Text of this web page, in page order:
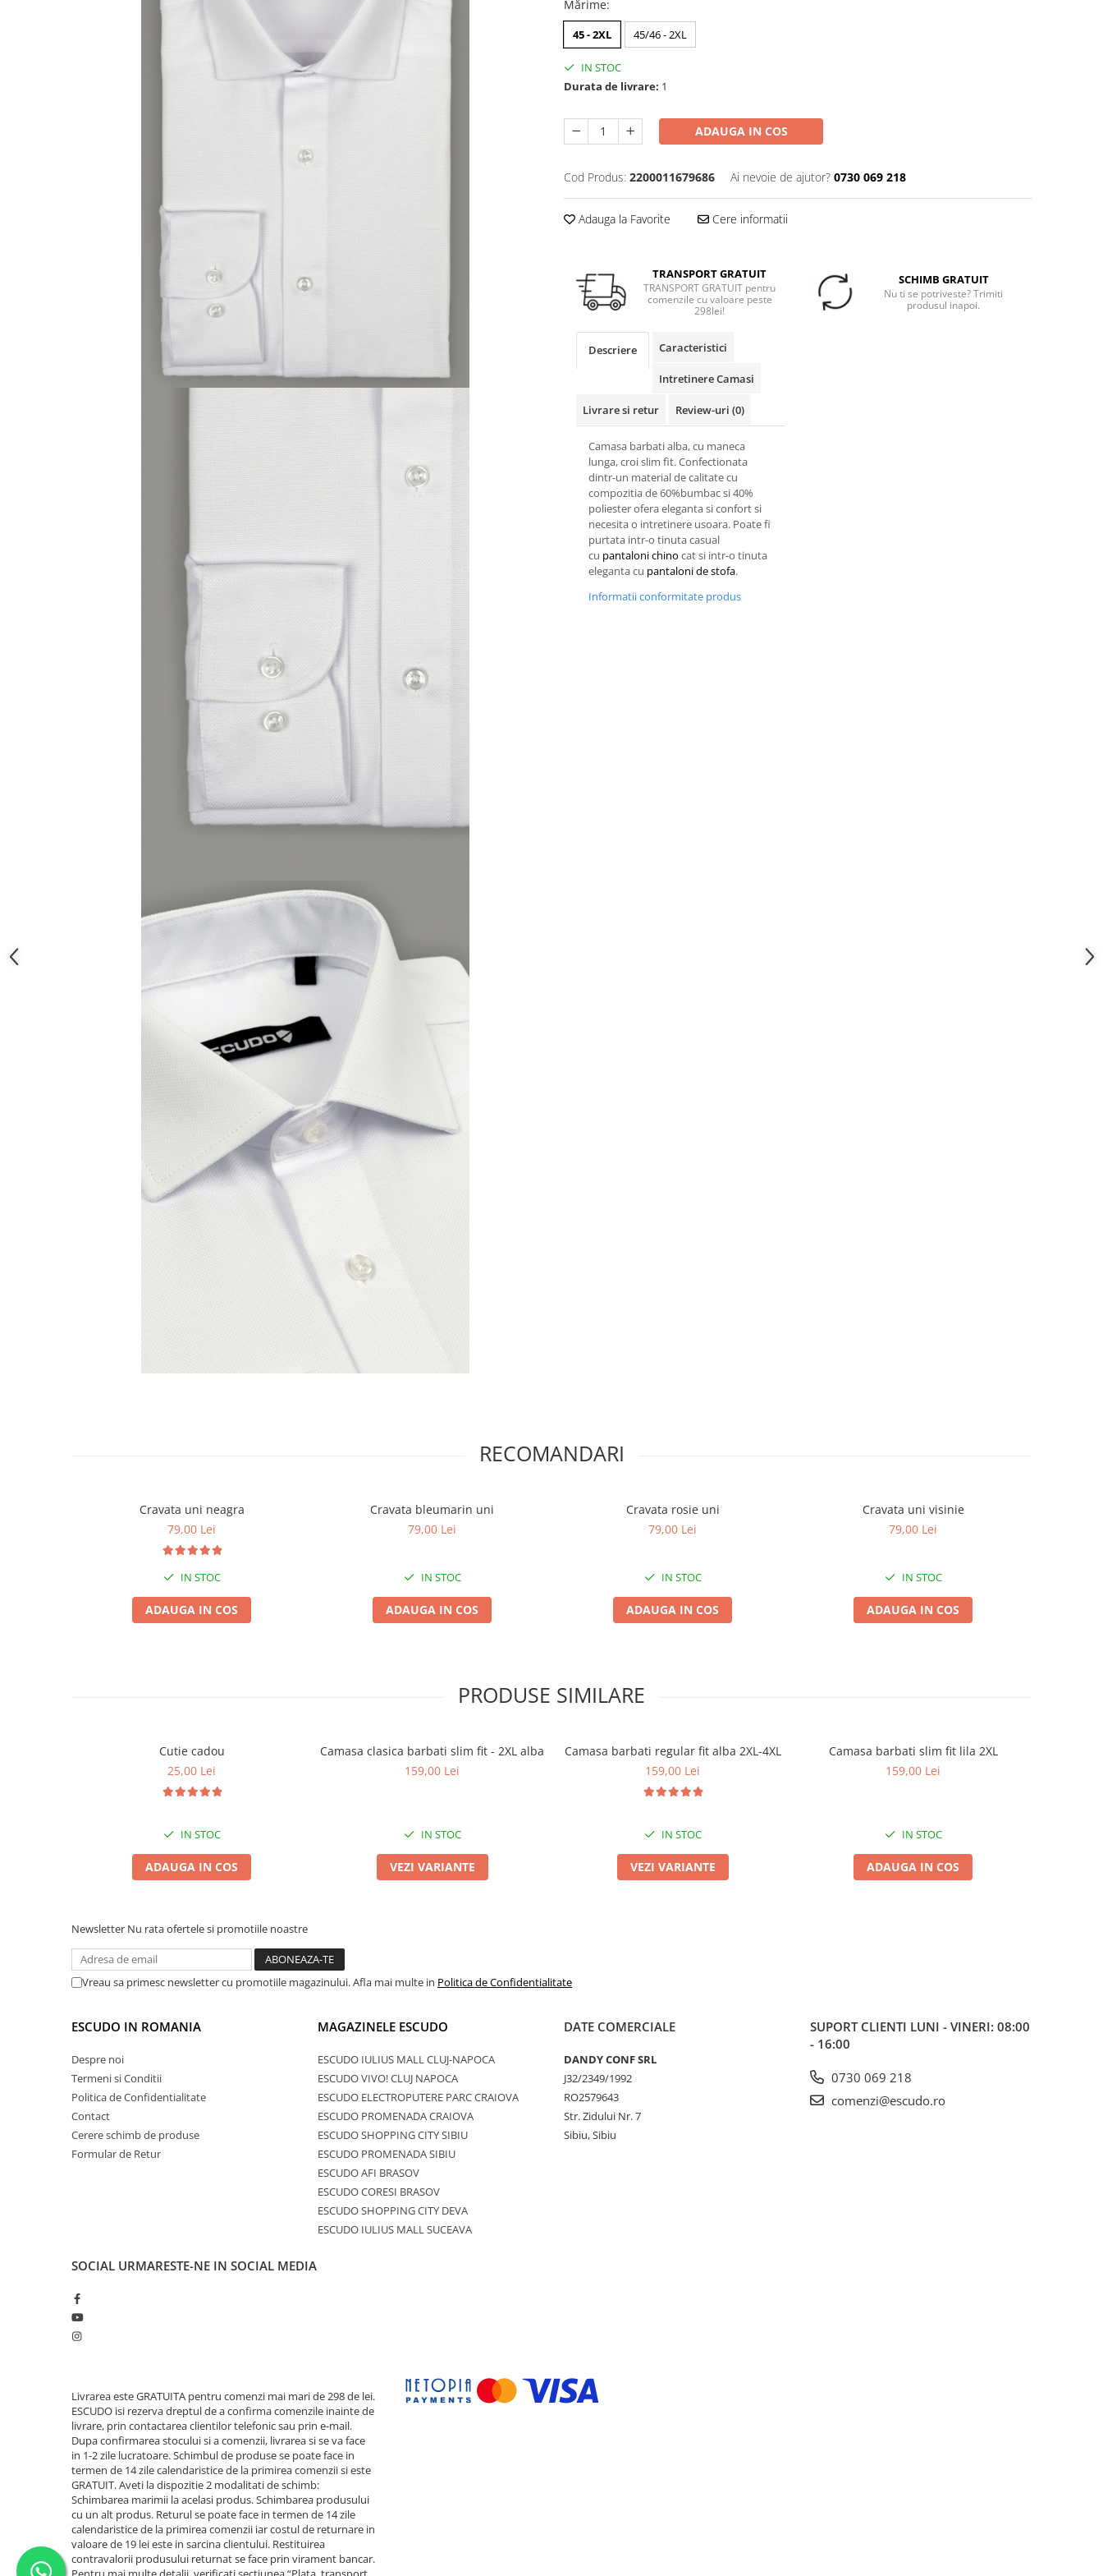
Mărime:
45 - 2XL 45/46 - 2XL
IN STOC
Durata de livrare: 1
ADAUGA IN COS
Cod Produs: 2200011679686 Ai nevoie de ajutor? 0730 069 218
Adauga la Favorite Cere informatii
TRANSPORT GRATUIT
TRANSPORT GRATUIT pentru
comenzile cu valoare peste
298lei!
SCHIMB GRATUIT
Nu ti se potriveste? Trimiti
produsul inapoi.
Descriere Caracteristici
Intretinere Camasi
Livrare si retur Review-uri (0)
Camasa barbati alba, cu maneca
lunga, croi slim fit. Confectionata
dintr-un material de calitate cu
compozitia de 60%bumbac si 40%
poliester ofera eleganta si confort si
necesita o intretinere usoara. Poate fi
purtata intr-o tinuta casual
cu pantaloni chino cat si intr-o tinuta
eleganta cu pantaloni de stofa.
Informatii conformitate produs
RECOMANDARI
Cravata uni neagra
79,00 Lei
IN STOC
ADAUGA IN COS
Cravata bleumarin uni
79,00 Lei
IN STOC
ADAUGA IN COS
Cravata rosie uni
79,00 Lei
IN STOC
ADAUGA IN COS
Cravata uni visinie
79,00 Lei
IN STOC
ADAUGA IN COS
PRODUSE SIMILARE
Cutie cadou
25,00 Lei
IN STOC
ADAUGA IN COS
Camasa clasica barbati slim fit - 2XL alba
159,00 Lei
IN STOC
VEZI VARIANTE
Camasa barbati regular fit alba 2XL-4XL
159,00 Lei
IN STOC
VEZI VARIANTE
Camasa barbati slim fit lila 2XL
159,00 Lei
IN STOC
ADAUGA IN COS
Newsletter Nu rata ofertele si promotiile noastre
Vreau sa primesc newsletter cu promotiile magazinului. Afla mai multe in Politica de Confidentialitate
ESCUDO IN ROMANIA
Despre noi
Termeni si Conditii
Politica de Confidentialitate
Contact
Cerere schimb de produse
Formular de Retur
MAGAZINELE ESCUDO
ESCUDO IULIUS MALL CLUJ-NAPOCA
ESCUDO VIVO! CLUJ NAPOCA
ESCUDO ELECTROPUTERE PARC CRAIOVA
ESCUDO PROMENADA CRAIOVA
ESCUDO SHOPPING CITY SIBIU
ESCUDO PROMENADA SIBIU
ESCUDO AFI BRASOV
ESCUDO CORESI BRASOV
ESCUDO SHOPPING CITY DEVA
ESCUDO IULIUS MALL SUCEAVA
DATE COMERCIALE
DANDY CONF SRL
J32/2349/1992
RO2579643
Str. Zidului Nr. 7
Sibiu, Sibiu
SUPORT CLIENTI LUNI - VINERI: 08:00
- 16:00
0730 069 218
comenzi@escudo.ro
SOCIAL URMARESTE-NE IN SOCIAL MEDIA
Livrarea este GRATUITA pentru comenzi mai mari de 298 de lei.
ESCUDO isi rezerva dreptul de a confirma comenzile inainte de
livrare, prin contactarea clientilor telefonic sau prin e-mail.
Dupa confirmarea stocului si a comenzii, livrarea si se va face
in 1-2 zile lucratoare. Schimbul de produse se poate face in
termen de 14 zile calendaristice de la primirea comenzii si este
GRATUIT. Aveti la dispozitie 2 modalitati de schimb:
Schimbarea marimii la acelasi produs. Schimbarea produsului
cu un alt produs. Returul se poate face in termen de 14 zile
calendaristice de la primirea comenzii iar costul de returnare in
valoare de 19 lei este in sarcina clientului. Restituirea
contravalorii produsului returnat se face prin virament bancar.